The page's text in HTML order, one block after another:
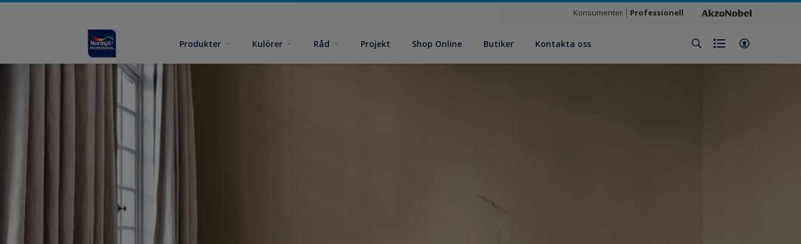
Konsumenter Professionell
Produkter Kulörer Råd Projekt Shop Online Butiker Kontakta oss